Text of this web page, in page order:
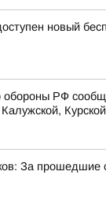
новый
обороны РФ
За прошедшие